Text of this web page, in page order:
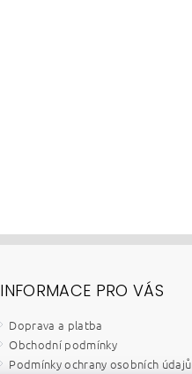
INFORMACE PRO VÁS
Doprava a platba
Obchodní podmínky
Podmínky ochrany osobních údajů